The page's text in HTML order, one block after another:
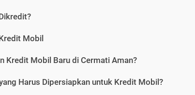
Mobil
Kredit Mobil Baru di Cermati Aman?
Harus Dipersiapkan untuk Kredit Mobil?